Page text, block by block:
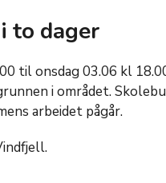
to dager
til onsdag 03.06 kl
i området.
arbeidet pågår.